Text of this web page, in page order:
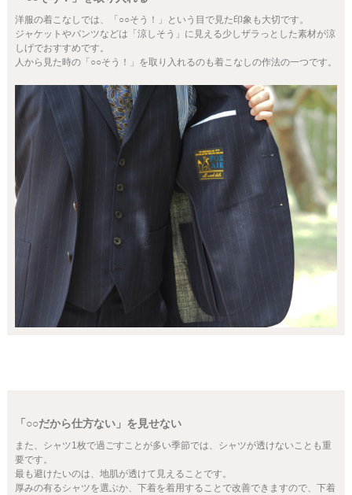
洋服の着こなしでは、「○○そう！」という目で見た印象も大切です。
ジャケットやパンツなどは「涼しそう」に見える少しザラっとした素材が涼
しげでおすすめです。
人から見た時の「○○そう！」を取り入れるのも着こなしの作法の一つです。
「○○だから仕方ない」を見せない
また、シャツ1枚で過ごすことが多い季節では、シャツが透けないことも重
要です。
最も避けたいのは、地肌が透けて見えることです。
厚みの有るシャツを選ぶか、下着を着用することで改善できますので、下着